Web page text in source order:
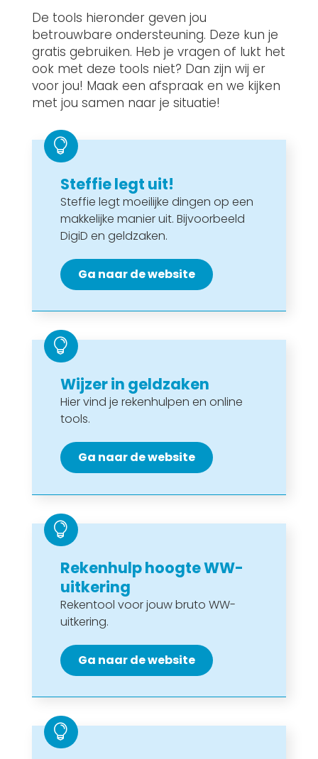
De tools hieronder geven jou
betrouwbare ondersteuning. Deze kun je
gratis gebruiken. Heb je vragen of lukt het
ook met deze tools niet? Dan zijn wij er
voor jou! Maak een afspraak en we kijken
met jou samen naar je situatie!

Steffie legt uit!
Steffie legt moeilijke dingen op een
makkelijke manier uit. Bijvoorbeeld
DigiD en geldzaken.
Ga naar de website

Wijzer in geldzaken
Hier vind je rekenhulpen en online
tools.
Ga naar de website

Rekenhulp hoogte WW-
uitkering
Rekentool voor jouw bruto WW-
uitkering.
Ga naar de website
